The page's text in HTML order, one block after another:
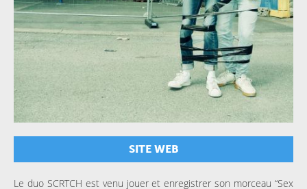
SITE WEB
Le duo SCRTCH est venu jouer et enregistrer son morceau “Sex